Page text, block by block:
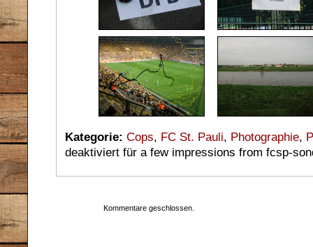
Kategorie: Cops, FC St. Pauli, Photographie,
deaktiviert für a few impressions from fcsp-
Kommentare geschlossen.